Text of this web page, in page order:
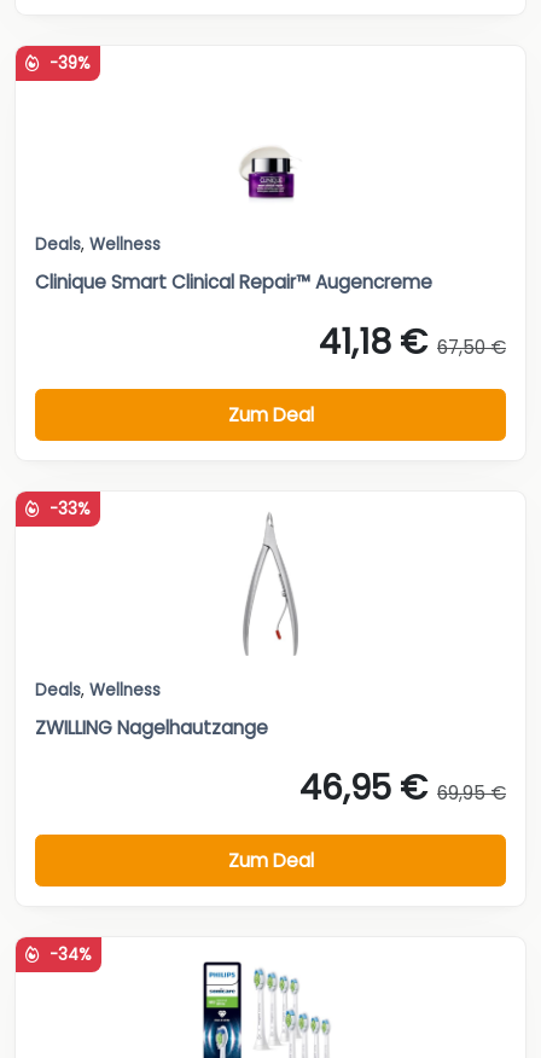
-39%
Deals, Wellness
Clinique Smart Clinical Repair™ Augencreme
41,18 € 67,50 €
Zum Deal
-33%
Deals, Wellness
ZWILLING Nagelhautzange
46,95 € 69,95 €
Zum Deal
-34%